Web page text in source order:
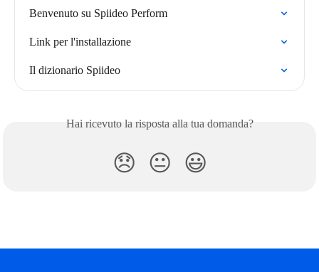
Benvenuto su Spiideo Perform
Link per l'installazione
Il dizionario Spiideo
Hai ricevuto la risposta alla tua domanda?
😞 😐 😃